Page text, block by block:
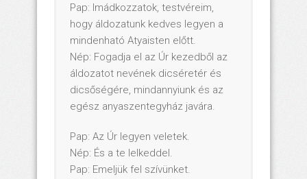
Pap: Imádkozzatok, testvéreim,
hogy áldozatunk kedves legyen a
mindenható Atyaisten előtt.
Nép: Fogadja el az Úr kezedből az
áldozatot nevének dicséretér és
dicsőségére, mindannyiunk és az
egész anyaszentegyház javára.
Pap: Az Úr legyen veletek.
Nép: És a te lelkeddel.
Pap: Emeljük fel szívünket.